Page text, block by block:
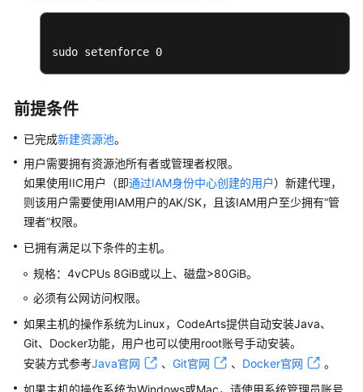
项
目
成
管
理
CodeArts
项
角
色
限
管
理
sudo setenforce 0
前提条件
已完成新建资源池。
用户需要拥有资源池所有者或管理者权限。
如果使用IIC用户（即通过IAM身份中心创建的用户）新建代理，
则该用户需要使用IAM用户的AK/SK，且该IAM用户至少拥有“管
理者”权限。
已拥有满足以下条件的主机。
规格：4vCPUs 8GiB或以上、磁盘>80GiB。
必须有公网访问权限。
如果主机的操作系统为Linux，CodeArts提供自动安装Java、
Git、Docker功能，用户也可以使用root账号手动安装。
安装方式参考Java官网 、 Git官网 、 Docker官网
。
如果主机的操作系统为Windows或Mac，请使用系统管理员账号